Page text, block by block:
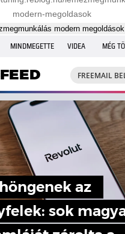
modern-megoldasok
modern megoldások